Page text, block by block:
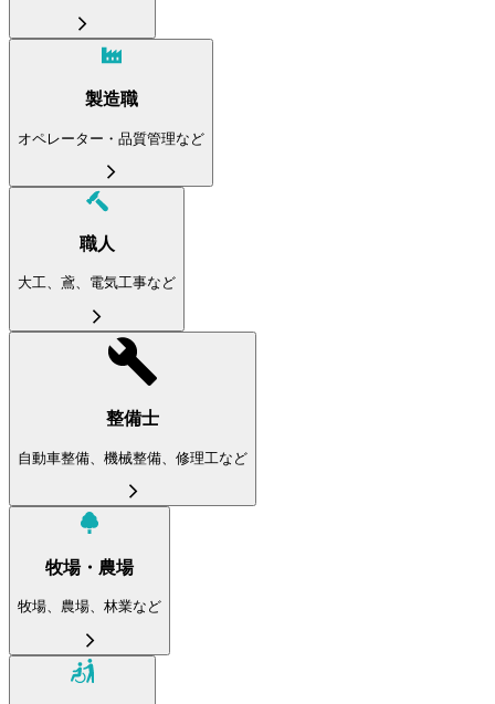
製造職
オペレーター・品質管理など
職人
大工、鳶、電気工事など
整備士
自動車整備、機械整備、修理工など
牧場・農場
牧場、農場、林業など